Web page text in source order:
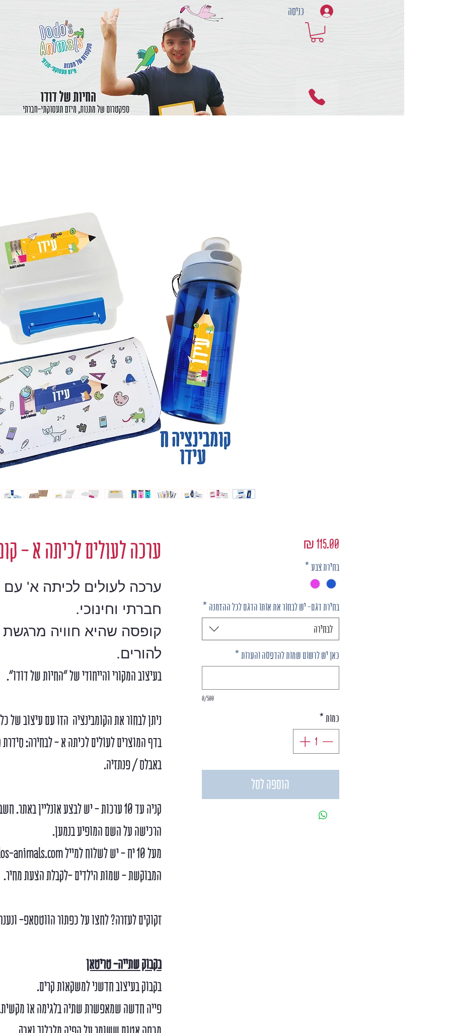
כניסה
ערכה לעולים לכיתה א -
ערכה לעולים לכיתה א'
חברתי וחינוכי.
קופסה שהיא חוויה מרגשת
להורים.
בעיצוב המקורי והייחודי של "החיות של דודו".
ניתן לבחור את הקומבינציה הזו עם עיצוב
בדף המוצרים לעולים לכיתה א - לבחירה:
באבלס / פנתזיה.
קניה עד 10 ערכות - יש לבצע אונליין
הרכישה על השם המופיע בנמען.
המבוקשת - שמות הילדים -לקבלת הצעת מחיר.
זקוקים לעזרה? לחצו על כפתור הווטסאפ-
בקבוק שתייה- טריטאן
בקבוק בעיצוב חדשני למשקאות קרים.
פייה חדשה שמאפשרת שתיה בלגימה או
בחירת צבע*
בחירת דגם- יש לבחור את אותו הדגם לכל ההזמנה *
לבחירה
כאן יש לרשום שמות להדפסה והערות*
0/500
כמות*
הוספה לסל